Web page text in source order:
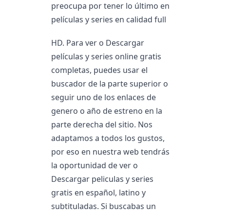
preocupa por tener lo último en
películas y series en calidad full
HD. Para ver o Descargar
películas y series online gratis
completas, puedes usar el
buscador de la parte superior o
seguir uno de los enlaces de
genero o año de estreno en la
parte derecha del sitio. Nos
adaptamos a todos los gustos,
por eso en nuestra web tendrás
la oportunidad de ver o
Descargar peliculas y series
gratis en español, latino y
subtituladas. Si buscabas un